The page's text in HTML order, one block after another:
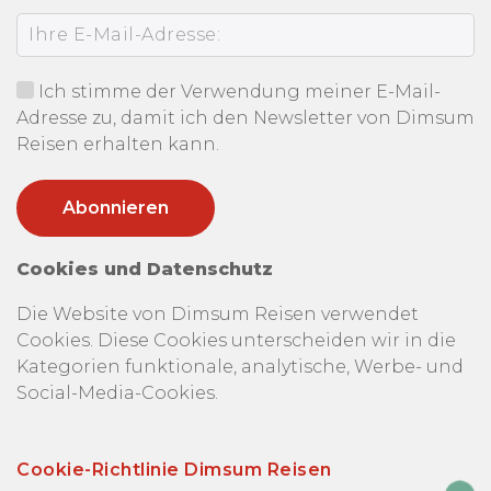
Ich stimme der Verwendung meiner E-Mail-
Adresse zu, damit ich den Newsletter von Dimsum
Reisen erhalten kann.
Cookies und Datenschutz
Die Website von Dimsum Reisen verwendet
Cookies. Diese Cookies unterscheiden wir in die
Kategorien funktionale, analytische, Werbe- und
Social-Media-Cookies.
Cookie-Richtlinie Dimsum Reisen